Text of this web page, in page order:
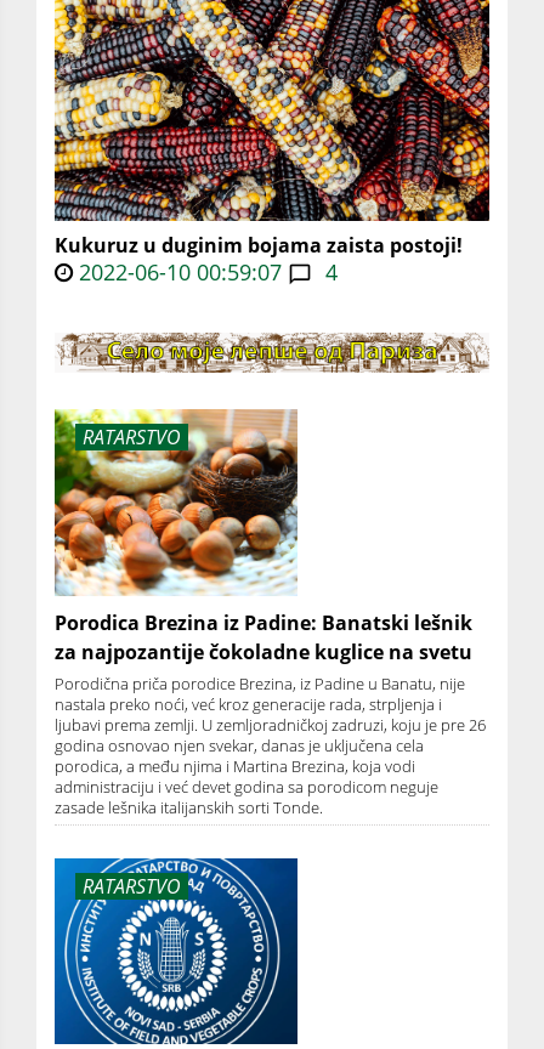
Kukuruz u duginim bojama zaista postoji!
2022-06-10 00:59:07 4
RATARSTVO
Porodica Brezina iz Padine: Banatski lešnik
za najpozantije čokoladne kuglice na svetu
Porodična priča porodice Brezina, iz Padine u Banatu, nije
nastala preko noći, već kroz generacije rada, strpljenja i
ljubavi prema zemlji. U zemljoradničkoj zadruzi, koju je pre 26
godina osnovao njen svekar, danas je uključena cela
porodica, a među njima i Martina Brezina, koja vodi
administraciju i već devet godina sa porodicom neguje
zasade lešnika italijanskih sorti Tonde.
RATARSTVO